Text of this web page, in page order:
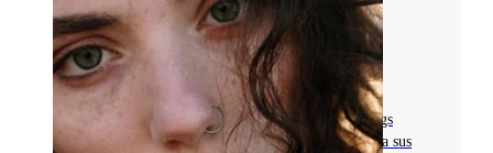
LA GUÍA DEFINITIVA DE LAS JOYAS
CHAPADAS EN ORO - BENEFICIOS,
CUIDADOS Y DURABILIDAD
Descubre las ventajas de las joyas para piercings
chapadas en oro, su durabilidad y consejos para sus